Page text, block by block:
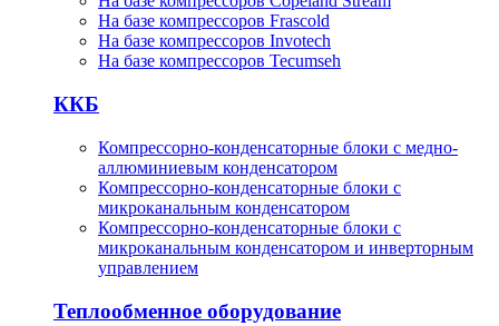
На базе компрессоров Frascold
На базе компрессоров Invotech
На базе компрессоров Tecumseh
ККБ
Компрессорно-конденсаторные блоки с медно-
аллюминиевым конденсатором
Компрессорно-конденсаторные блоки с
микроканальным конденсатором
Компрессорно-конденсаторные блоки с
микроканальным конденсатором и инверторным
управлением
Теплообменное оборудование